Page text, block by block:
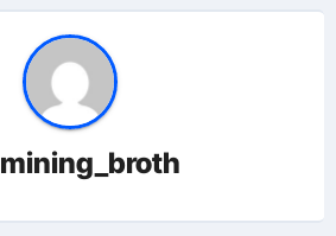
mining_broth